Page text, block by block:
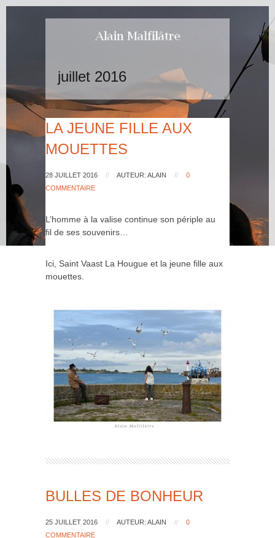
juillet 2016
LA JEUNE FILLE AUX
MOUETTES
28 JUILLET 2016 // AUTEUR: ALAIN //
0
COMMENTAIRE
L’homme à la valise continue son périple au
fil de ses souvenirs…
Ici, Saint Vaast La Hougue et la jeune fille aux
mouettes.
BULLES DE BONHEUR
25 JUILLET 2016 // AUTEUR: ALAIN //
0
COMMENTAIRE